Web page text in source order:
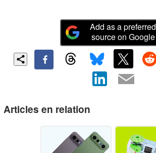
Add as a preferred
source on Google
Articles en relation